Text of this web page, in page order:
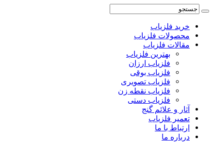
خرید فلزیاب
محصولات فلزیاب
مقالات فلزیاب
بهترین فلزیاب
فلزیاب ارزان
فلزیاب بوقی
فلزیاب تصویری
فلزیاب نقطه زن
فلزیاب دستی
آثار و علائم گنج
تعمیر فلزیاب
ارتباط با ما
درباره ما